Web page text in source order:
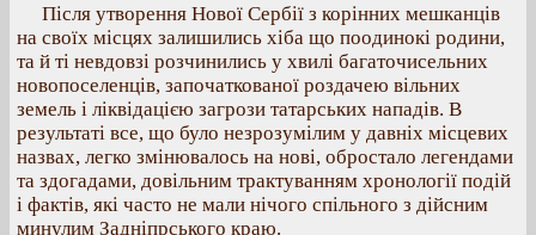
Після утворення Нової Сербії з корінних мешканців
на своїх місцях залишились хіба що поодинокі родини,
та й ті невдовзі розчинились у хвилі багаточисельних
новопоселенців, започаткованої роздачею вільних
земель і ліквідацією загрози татарських нападів. В
результаті все, що було незрозумілим у давніх місцевих
назвах, легко змінювалось на нові, обростало легендами
та здогадами, довільним трактуванням хронології подій
і фактів, які часто не мали нічого спільного з дійсним
минулим Задніпрського краю.